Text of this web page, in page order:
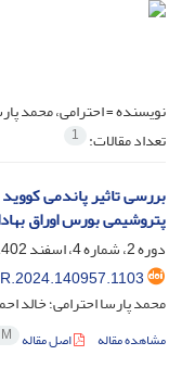
نویسنده =احترامی، محمد
تعداد مقالات: 1
پتروشیمی بورس اوراق
دوره 2، شماره 4، اسفند 1402، صفحه
محمد پارسا احترامی؛ خالد
مشاهده مقاله اصل مقاله